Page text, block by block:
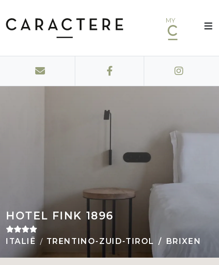
MY
HOTEL FINK 1896
ITALIË TRENTINO-ZUID-TIROL BRIXEN